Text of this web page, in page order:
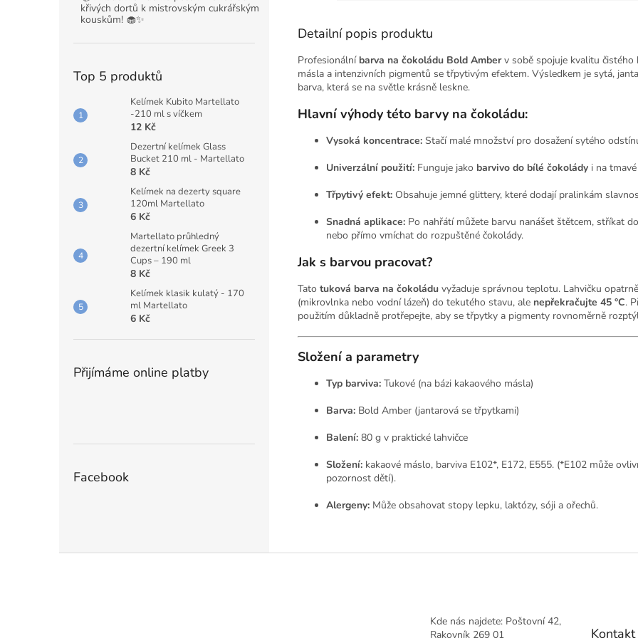
křivých dortů k mistrovským cukrářským
kouskům! 🧁✨
Top 5 produktů
Kelímek Kubito Martellato
-210 ml s víčkem
12 Kč
Dezertní kelímek Glass
Bucket 210 ml - Martellato
8 Kč
Kelímek na dezerty square
120ml Martellato
6 Kč
Martellato průhledný
dezertní kelímek Greek 3
Cups – 190 ml
8 Kč
Kelímek klasik kulatý - 170
ml Martellato
6 Kč
Přijímáme online platby
Facebook
Detailní popis produktu
Profesionální barva na čokoládu Bold Amberv sobě spojuje kvalitu čistého
másla a intenzivních pigmentů se třpytivým efektem. Výsledkem je sytá,
barva, která se na světle krásně leskne.
Hlavní výhody této barvy na čokoládu:
Vysoká koncentrace: Stačí malé množství pro dosažení sytého
Univerzální použití: Funguje jako barvivo do bílé čokolády i na
Třpytivý efekt: Obsahuje jemné glittery, které dodají pralinkám
Snadná aplikace: Po nahřátí můžete barvu nanášet štětcem, stříkat
nebo přímo vmíchat do rozpuštěné čokolády.
Jak s barvou pracovat?
Tato tuková barva na čokoládu vyžaduje správnou teplotu. Lahvičku
(mikrovlnka nebo vodní lázeň) do tekutého stavu, ale nepřekračujte 45 °C.
použitím důkladně protřepejte, aby se třpytky a pigmenty rovnoměrně
Složení a parametry
Typ barviva: Tukové (na bázi kakaového másla)
Barva: Bold Amber (jantarová se třpytkami)
Balení: 80 g v praktické lahvičce
Složení: kakaové máslo, barviva E102*, E172, E555. (*E102 může
pozornost dětí).
Alergeny: Může obsahovat stopy lepku, laktózy, sóji a ořechů.
Kde nás najdete: Poštovní 42,
Rakovník 269 01
Kontakt